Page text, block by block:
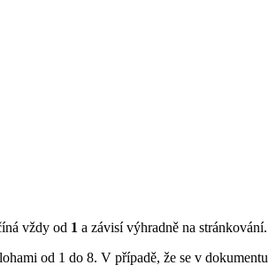
vždy od 1 a závisí výhradně na stránkování.
od 1 do 8. V případě, že se v dokumentu